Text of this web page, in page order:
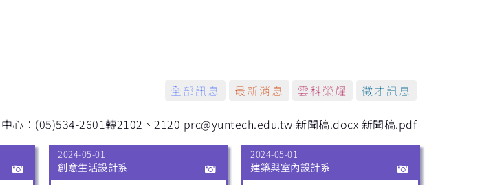
全部訊息 最新消息 雲科榮耀 徵才訊息
心：(05)534-2601轉2102、2120 prc@yuntech.edu.tw 新聞稿.docx 新聞稿.pdf
2024-05-01
創意生活設計系
2024-05-01
建築與室內設計系